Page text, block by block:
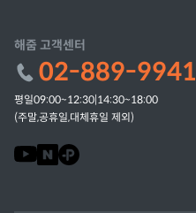
해줌 고객센터
02-889-9941
평일09:00~12:30|14:30~18:00
(주말,공휴일,대체휴일 제외)